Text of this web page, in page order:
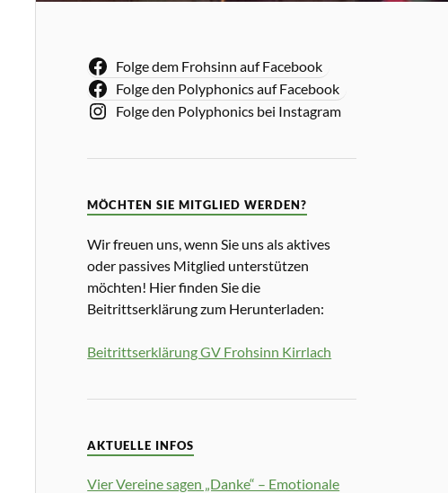
Folge dem Frohsinn auf Facebook
Folge den Polyphonics auf Facebook
Folge den Polyphonics bei Instagram
MÖCHTEN SIE MITGLIED WERDEN?
Wir freuen uns, wenn Sie uns als aktives
oder passives Mitglied unterstützen
möchten! Hier finden Sie die
Beitrittserklärung zum Herunterladen:
Beitrittserklärung GV Frohsinn Kirrlach
AKTUELLE INFOS
Vier Vereine sagen „Danke“ – Emotionale